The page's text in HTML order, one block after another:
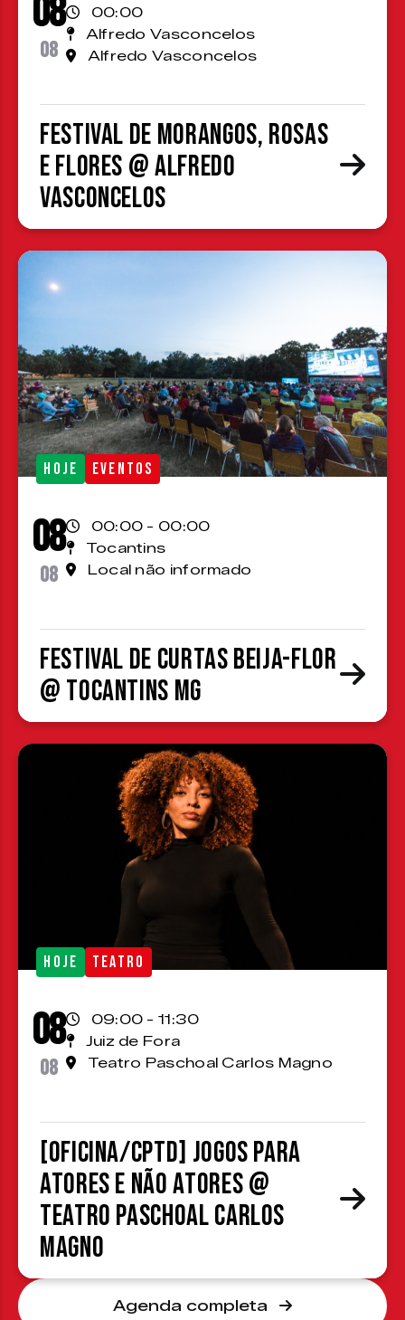
08
08
00:00
Alfredo Vasconcelos
Alfredo Vasconcelos
Festival de Morangos, Rosas
e Flores @ Alfredo
Vasconcelos
HOJE EVENTOS
08
08
00:00 - 00:00
Tocantins
Local não informado
Festival de Curtas Beija-Flor
@ Tocantins MG
HOJE TEATRO
08
08
09:00 - 11:30
Juiz de Fora
Teatro Paschoal Carlos Magno
[OFICINA/CPTD] Jogos para
atores e não atores @
Teatro Paschoal Carlos
Magno
Agenda completa